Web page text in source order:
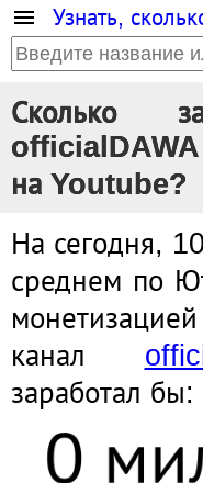
Узнать,
Сколько
на Youtube?
На сегодня,
среднем по
канал
заработал бы:
0